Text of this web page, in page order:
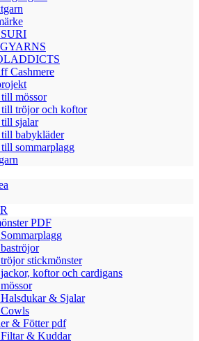
Cashmere
mössor
tröjor och koftor
sjalar
babykläder
sommarplagg
PDF
stickmönster
koftor och cardigans
& Sjalar
& Fötter pdf
& Kuddar